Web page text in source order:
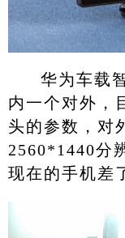
华为车载
内一个对外，
头的参数，对
2560*1440分
现在的手机差